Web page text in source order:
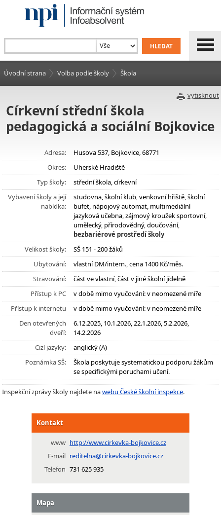
Úvodní strana Volba podle školy Škola
vytisknout
Církevní střední škola
pedagogická a sociální Bojkovice
Adresa:
Husova 537, Bojkovice, 68771
Okres:
Uherské Hradiště
Typ školy:
střední škola, církevní
Vybavení školy a její
nabídka:
studovna, školní klub, venkovní hřiště, školní
bufet, nápojový automat, multimediální
jazyková učebna, zájmový kroužek sportovní,
umělecký, přírodovědný, doučování,
bezbariérové prostředí školy
Velikost školy:
SŠ 151 - 200 žáků
Ubytování:
vlastní DM/intern., cena 1400 Kč/měs.
Stravování:
část ve vlastní, část v jiné školní jídelně
Přístup k PC
v době mimo vyučování: v neomezené míře
Přístup k internetu
v době mimo vyučování: v neomezené míře
Den otevřených
dveří:
6.12.2025, 10.1.2026, 22.1.2026, 5.2.2026,
14.2.2026
Cizí jazyky:
anglický (A)
Poznámka SŠ:
Škola poskytuje systematickou podporu žákům
se specifickými poruchami učení.
Inspekční zprávy školy najdete nawebu České školní inspekce.
Kontakt
www http://www.cirkevka-bojkovice.cz
E-mail reditelna@cirkevka-bojkovice.cz
Telefon 731 625 935
Mapa